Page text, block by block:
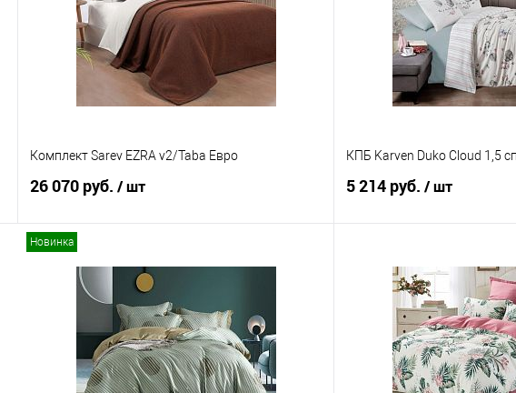
Комплект Sarev EZRA v2/Taba Евро
26 070 руб. / шт
Купить в 1 клик
Сравнение
В избранное
В наличии
КПБ Karven Duko Cloud 1,5
5 214 руб. / шт
Купить в 1 клик
В избранное
Новинка